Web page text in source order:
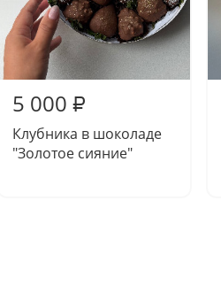
5 000 ₽
Клубника в шоколаде
"Золотое сияние"